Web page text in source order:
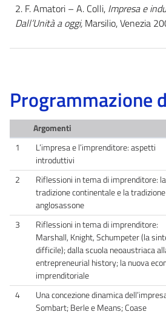
2. F. Amatori – A. Colli, Impresa e
Dall’Unità a oggi, Marsilio, Venezia
Programmazione
Argomenti
1
L’impresa e l’imprenditore: aspetti
introduttivi
2
Riflessioni in tema di imprenditore: la
tradizione continentale e la tradizione
anglosassone
3
Riflessioni in tema di imprenditore:
Marshall, Knight, Schumpeter (la
difficile); dalla scuola neoaustriaca
entrepreneurial history; la nuova
imprenditoriale
4
Una concezione dinamica
Sombart; Berle e Means; Coase